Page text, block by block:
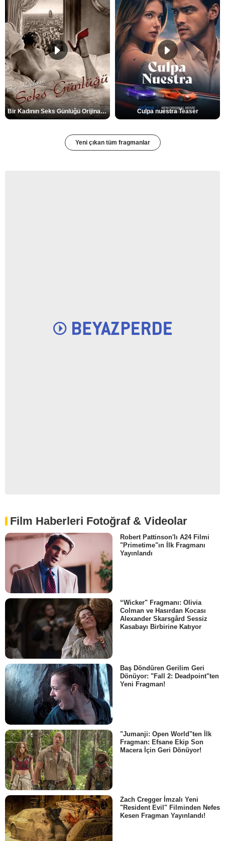
Bir Kadının Seks Günlüğü Orijinal Fragman Culpa nuestra Teaser
Yeni çıkan tüm fragmanlar
Film Haberleri Fotoğraf & Videolar
Robert Pattinson'lı A24 Filmi
"Primetime"ın İlk Fragmanı
Yayınlandı
“Wicker" Fragmanı: Olivia
Colman ve Hasırdan Kocası
Alexander Skarsgård Sessiz
Kasabayı Birbirine Katıyor
Baş Döndüren Gerilim Geri
Dönüyor: "Fall 2: Deadpoint"ten
Yeni Fragman!
"Jumanji: Open World"ten İlk
Fragman: Efsane Ekip Son
Macera İçin Geri Dönüyor!
Zach Cregger İmzalı Yeni
"Resident Evil" Filminden Nefes
Kesen Fragman Yayınlandı!